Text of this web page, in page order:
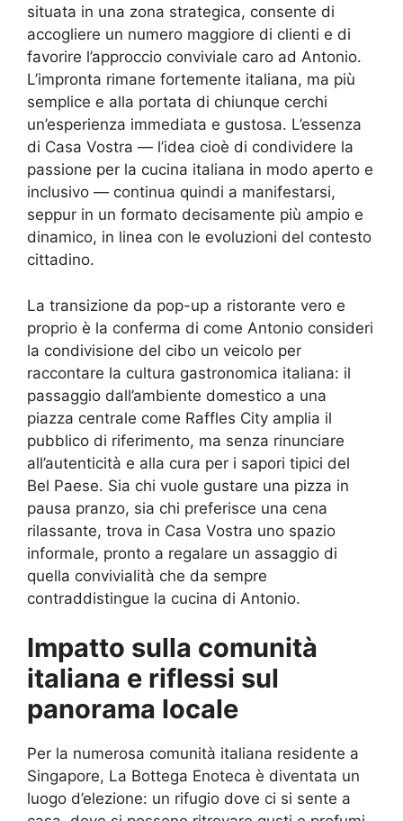
situata in una zona strategica, consente di
accogliere un numero maggiore di clienti e di
favorire l’approccio conviviale caro ad Antonio.
L’impronta rimane fortemente italiana, ma più
semplice e alla portata di chiunque cerchi
un’esperienza immediata e gustosa. L’essenza
di Casa Vostra — l’idea cioè di condividere la
passione per la cucina italiana in modo aperto e
inclusivo — continua quindi a manifestarsi,
seppur in un formato decisamente più ampio e
dinamico, in linea con le evoluzioni del contesto
cittadino.
La transizione da pop-up a ristorante vero e
proprio è la conferma di come Antonio consideri
la condivisione del cibo un veicolo per
raccontare la cultura gastronomica italiana: il
passaggio dall’ambiente domestico a una
piazza centrale come Raffles City amplia il
pubblico di riferimento, ma senza rinunciare
all’autenticità e alla cura per i sapori tipici del
Bel Paese. Sia chi vuole gustare una pizza in
pausa pranzo, sia chi preferisce una cena
rilassante, trova in Casa Vostra uno spazio
informale, pronto a regalare un assaggio di
quella convivialità che da sempre
contraddistingue la cucina di Antonio.
Impatto sulla comunità
italiana e riflessi sul
panorama locale
Per la numerosa comunità italiana residente a
Singapore, La Bottega Enoteca è diventata un
luogo d’elezione: un rifugio dove ci si sente a